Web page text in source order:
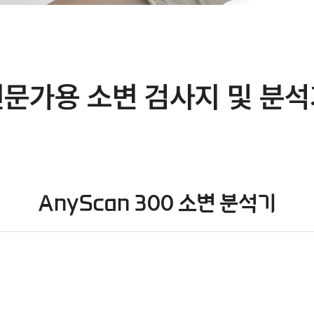
가용 소변 검사지 및 분
AnyScan 300 소변 분석기